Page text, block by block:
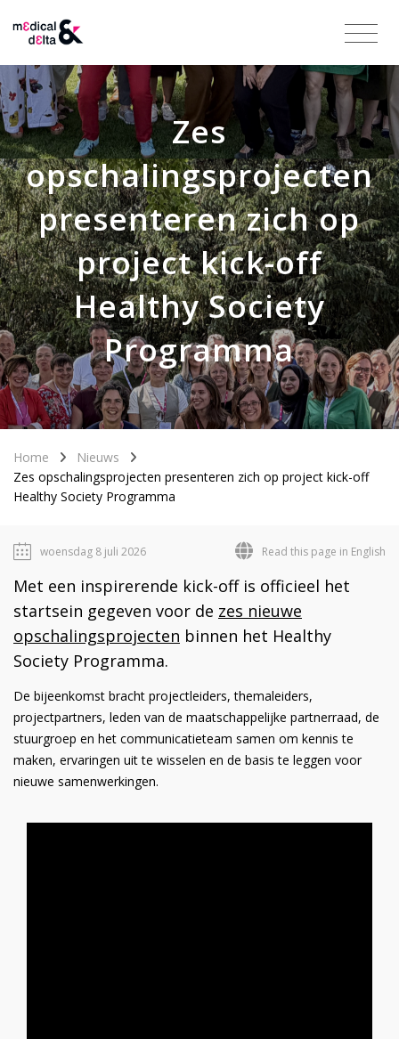
Zes
opschalingsprojecten
presenteren zich op
project kick-off
Healthy Society
Programma
Home
Nieuws
Zes opschalingsprojecten presenteren zich op project kick-off
Healthy Society Programma
woensdag 8 juli 2026 Read this page in English
Met een inspirerende kick-off is officieel het
startsein gegeven voor de zes nieuwe
opschalingsprojecten binnen het Healthy
Society Programma.
De bijeenkomst bracht projectleiders, themaleiders,
projectpartners, leden van de maatschappelijke partnerraad, de
stuurgroep en het communicatieteam samen om kennis te
maken, ervaringen uit te wisselen en de basis te leggen voor
nieuwe samenwerkingen.